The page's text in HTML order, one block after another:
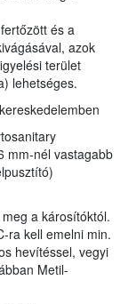
és a
azok
terület
lehetséges.
mm-nél vastagabb
a károsítóktól.
ra kell emelni min.
hevítéssel, vegyi
Metil-